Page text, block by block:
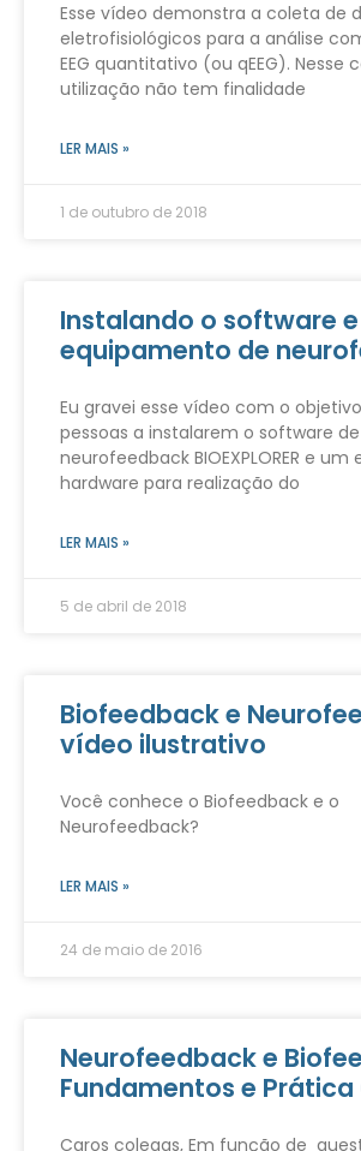
Esse vídeo demonstra a coleta de
eletrofisiológicos para a análise
EEG quantitativo (ou qEEG). Nesse
utilização não tem finalidade
LER MAIS »
1 de outubro de 2018
Instalando o software e
equipamento de
Eu gravei esse vídeo com o
pessoas a instalarem o software de
neurofeedback BIOEXPLORER e
hardware para realização do
LER MAIS »
5 de abril de 2018
Biofeedback e
vídeo ilustrativo
Você conhece o Biofeedback e o
Neurofeedback?
LER MAIS »
24 de maio de 2016
Neurofeedback e
Fundamentos e
Caros colegas, Em função de